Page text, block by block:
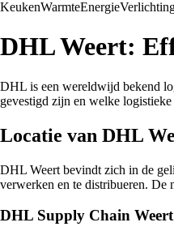
KeukenWarmteEnergie
DHL Weert:
DHL is een wereldwijd bekend
gevestigd zijn en welke
Locatie van DHL
DHL Weert bevindt zich in de
verwerken en te distribueren. De
DHL Supply Chain Weert